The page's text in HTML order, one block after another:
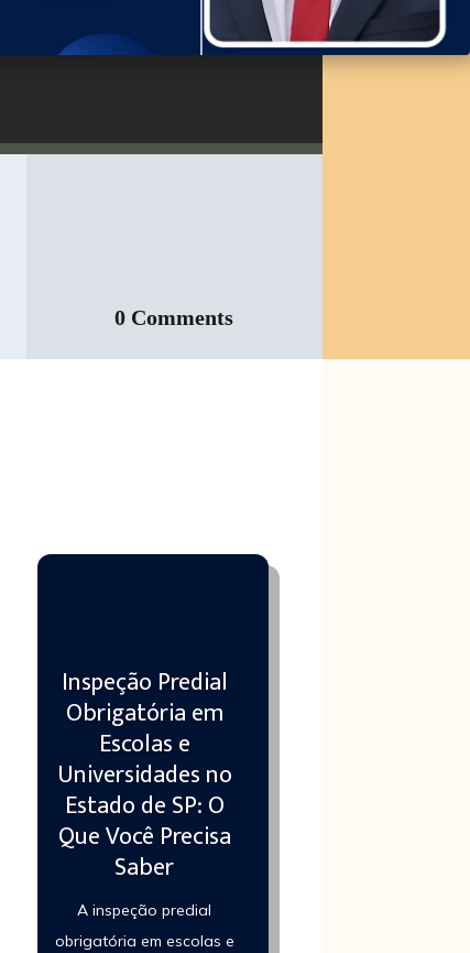
0 Comments
Inspeção Predial
Obrigatória em
Escolas e
Universidades no
Estado de SP: O
Que Você Precisa
Saber
A inspeção predial
obrigatória em escolas e